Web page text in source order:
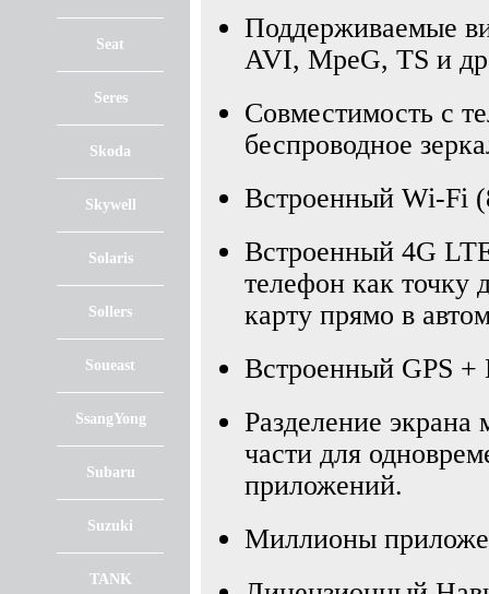
Seat
Seres
Skoda
Skywell
Solaris
Sollers
Soueast
SsangYong
Subaru
Suzuki
TANK
Поддерживаемые
AVI, MpeG, TS и
Совместимость с
беспроводное
Встроенный Wi-Fi
Встроенный 4G
телефон как точку
карту прямо в
Встроенный GPS
Разделение
части для
приложений.
Миллионы